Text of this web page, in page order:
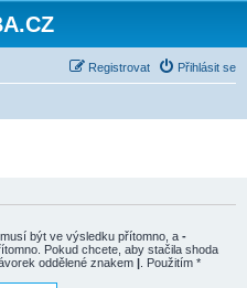
Přihlásit se
Registrovat
být ve výsledku přítomno, a -
Pokud chcete, aby stačila shoda
oddělené znakem | . Použitím *